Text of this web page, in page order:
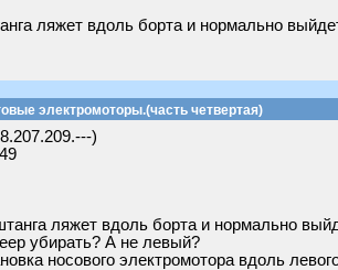
ляжет вдоль борта и нормально
электромоторы.(часть четвертая)
)
ляжет вдоль борта и нормально
убирать? А не левый?
носового электромотора вдоль